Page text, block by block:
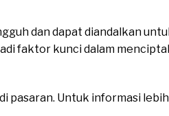
dan dapat diandalkan
faktor kunci dalam
pasaran. Untuk informasi